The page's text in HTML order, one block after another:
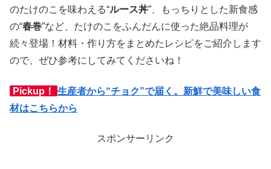
のたけのこを味わえる“ルース丼”、もっちりとした新食感
の“春巻”など、たけのこをふんだんに使った絶品料理が
続々登場！材料・作り方をまとめたレシピをご紹介します
ので、ぜひ参考にしてみてくださいね！
Pickup！
生産者から“チョク”で届く。新鮮で美味しい食
材はこちらから
スポンサーリンク